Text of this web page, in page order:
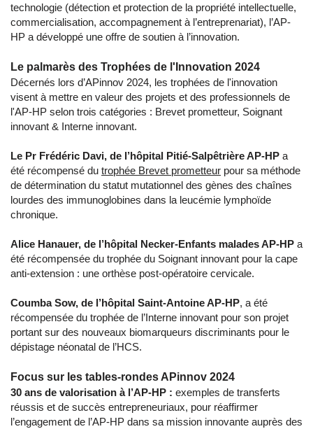
technologie (détection et protection de la propriété intellectuelle,
commercialisation, accompagnement à l’entreprenariat), l’AP-
HP a développé une offre de soutien à l’innovation.
Le palmarès des Trophées de l'Innovation 2024
Décernés lors d’APinnov 2024, les trophées de l'innovation
visent à mettre en valeur des projets et des professionnels de
l'AP-HP selon trois catégories : Brevet prometteur, Soignant
innovant & Interne innovant.
Le Pr Frédéric Davi, de l’hôpital Pitié-Salpêtrière AP-HP a
été récompensé du trophée Brevet prometteur pour sa méthode
de détermination du statut mutationnel des gènes des chaînes
lourdes des immunoglobines dans la leucémie lymphoïde
chronique.
Alice Hanauer, de l’hôpital Necker-Enfants malades AP-HP a
été récompensée du trophée du Soignant innovant pour la cape
anti-extension : une orthèse post-opératoire cervicale.
Coumba Sow, de l’hôpital Saint-Antoine AP-HP, a été
récompensée du trophée de l’Interne innovant pour son projet
portant sur des nouveaux biomarqueurs discriminants pour le
dépistage néonatal de l’HCS.
Focus sur les tables-rondes APinnov 2024
30 ans de valorisation à l’AP-HP : exemples de transferts
réussis et de succès entrepreneuriaux, pour réaffirmer
l’engagement de l’AP-HP dans sa mission innovante auprès des